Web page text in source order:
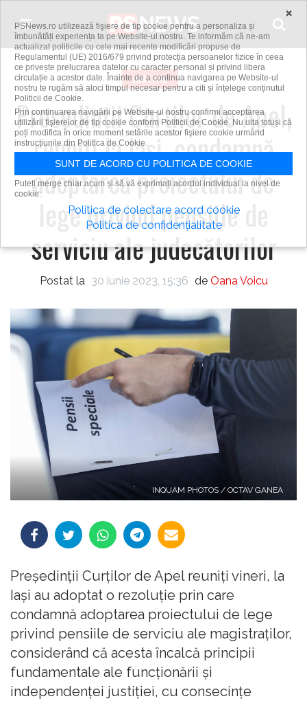
JUSTITIE
Președinții Curților de Apel,
reuniţi la Iaşi, condamnă
adoptarea proiectului de
lege privind pensiile de
serviciu ale judecătorilor
Postat la 30 iunie 2023, 15:36 de Oana Voicu
INQUAM PHOTOS / OCTAV GANEA
Preşedinţii Curţilor de Apel reuniţi vineri, la
Iaşi au adoptat o rezoluţie prin care
condamnă adoptarea proiectului de lege
privind pensiile de serviciu ale magistraţilor,
considerând că acesta încalcă principii
fundamentale ale funcţionării şi
independenţei justiţiei, cu consecinţe
×
PSNews.ro utilizează fişiere de tip cookie pentru a personaliza și
îmbunătăți experiența ta pe Website-ul nostru. Te informăm că ne-am
actualizat politicile cu cele mai recente modificări propuse de
Regulamentul (UE) 2016/679 privind protecția persoanelor fizice în ceea
ce privește prelucrarea datelor cu caracter personal și privind libera
circulație a acestor date. Înainte de a continua navigarea pe Website-ul
nostru te rugăm să aloci timpul necesar pentru a citi și înțelege conținutul
Politicii de Cookie.
Prin continuarea navigării pe Website-ul nostru confirmi acceptarea
utilizării fişierelor de tip cookie conform Politicii de Cookie. Nu uita totuși că
poți modifica în orice moment setările acestor fişiere cookie urmând
instrucțiunile din Politica de Cookie.
SUNT DE ACORD CU POLITICA DE COOKIE
Puteți merge chiar acum și să vă exprimați acordul individual la nivel de
cookie:
Politica de colectare acord cookie
Politica de confidențialitate